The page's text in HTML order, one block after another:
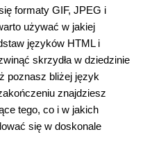
formaty GIF, JPEG i
używać w jakiej
języków HTML i
skrzydła w dziedzinie
poznasz bliżej język
znajdziesz
tego, co i w jakich
się w doskonale